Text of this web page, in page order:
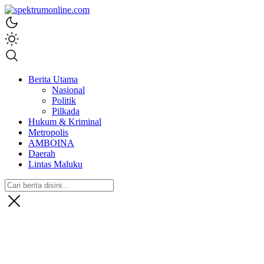
spektrumonline.com
Berita Utama
Nasional
Politik
Pilkada
Hukum & Kriminal
Metropolis
AMBOINA
Daerah
Lintas Maluku